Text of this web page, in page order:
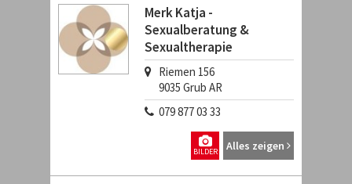
Merk Katja -
Sexualberatung &
Sexualtherapie
Riemen 156
9035 Grub AR
079 877 03 33
Alles zeigen
BILDER